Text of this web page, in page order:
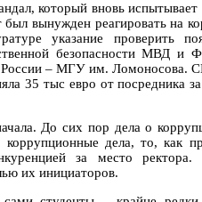
который вновь испытывает
был вынужден реагировать на
указание проверить
безопасности МВД
– МГУ им. Ломоносова.
35 тыс евро от посредника
До сих пор дела о
дела, то, как
за место
их инициаторов.